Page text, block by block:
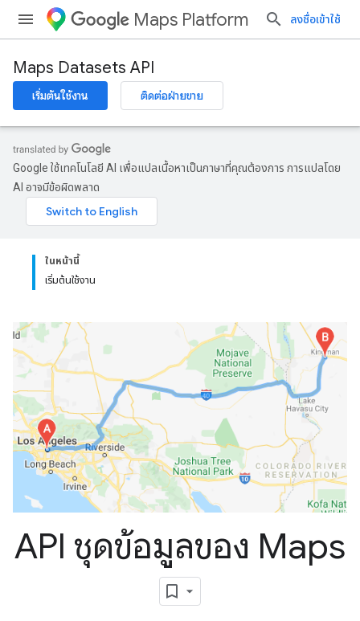
Maps Platform ลงชื่อเข้าใช้
Maps Datasets API
เริ่มต้นใช้งาน ติดต่อฝ่ายขาย
Google ใช้เทคโนโลยี AI เพื่อแปลเนื้อหาเป็นภาษาที่คุณต้องการ การแปลโดย
AI อาจมีข้อผิดพลาด
ในหน้านี้
เริ่มต้นใช้งาน
API ชุดข้อมูลของ Maps